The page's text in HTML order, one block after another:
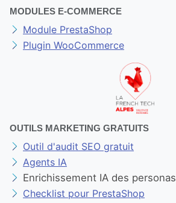
MODULES E-COMMERCE
Module PrestaShop
Plugin WooCommerce
OUTILS MARKETING GRATUITS
Outil d'audit SEO gratuit
Agents IA
Enrichissement IA des personas
Checklist pour PrestaShop